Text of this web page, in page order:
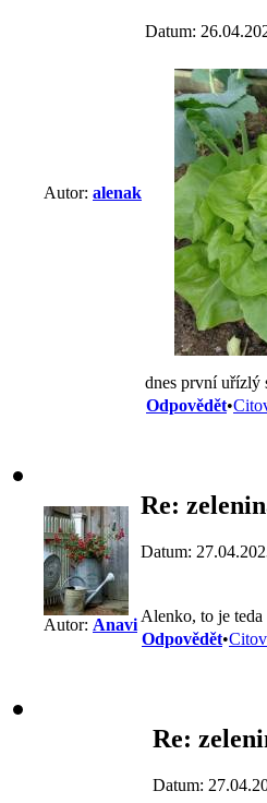
Autor: alenak
Datum:
dnes první uřízlý
Odpovědět•
Autor: Anavi
Re:
Datum:
Alenko, to je
Odpovědět•
Re:
Datum: